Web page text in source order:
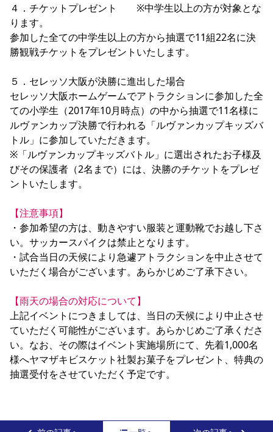
４．チケットプレゼント　　※中学生以上の方が対象とな
ります。
参加した全ての中学生以上の方から抽選で11組22名に決
勝観戦チケットをプレゼントいたします。
５．セレッソ大阪が決勝に進出した場合
セレッソ大阪ホームゲームでアトラクションに参加した全
ての小学生（2017年10月時点）の中から抽選で11名様に
ルヴァンカップ決勝で行われる「ルヴァンカップキッズバ
トル」に参加していただきます。
※「ルヴァンカップキッズバトル」に選出されたお子様及
びその保護者（2名まで）には、決勝のチケットをプレゼ
ントいたします。
【注意事項】
・参加希望の方は、動きやすい服装と運動靴でお越し下さ
い。サッカースパイクは禁止となります。
・試合当日の天候により急遽アトラクションを中止させて
いただく場合がございます。あらかじめご了承下さい。
【雨天の場合の対応について】
上記イベントにつきましては、当日の天候により中止させ
ていただく可能性がございます。あらかじめご了承くださ
い。なお、その際はイベント実施場所にて、先着1,000名
様へヤマザキビスケット社製お菓子をプレゼント、特典の
抽選受付をさせていただく予定です。